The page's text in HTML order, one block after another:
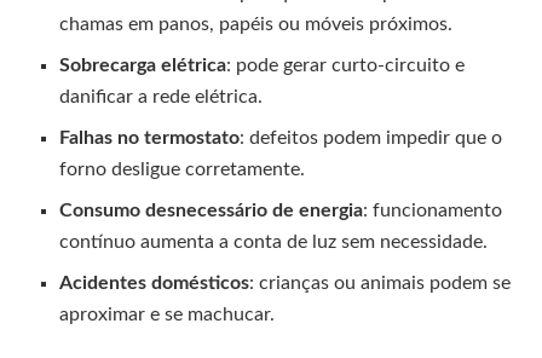
chamas em panos, papéis ou móveis próximos.
Sobrecarga elétrica: pode gerar curto-circuito e
danificar a rede elétrica.
Falhas no termostato: defeitos podem impedir que o
forno desligue corretamente.
Consumo desnecessário de energia: funcionamento
contínuo aumenta a conta de luz sem necessidade.
Acidentes domésticos: crianças ou animais podem se
aproximar e se machucar.